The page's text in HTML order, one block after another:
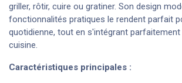
griller, rôtir, cuire ou gratiner. Son design
fonctionnalités pratiques le rendent parfait
quotidienne, tout en s'intégrant
cuisine.
Caractéristiques principales :